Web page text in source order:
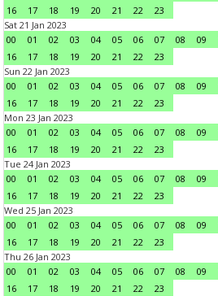
16
17 18 19 20 21 22
23
Sat 21 Jan 2023
00
01 02 03 04 05 06 07 08 09
16
17 18 19 20 21 22
23
Sun 22 Jan 2023
00
01 02 03 04 05 06 07 08 09
16
17 18 19 20 21 22
23
Mon 23 Jan 2023
00
01 02 03 04 05 06 07 08 09
16
17 18 19 20 21 22
23
Tue 24 Jan 2023
00
01 02 03 04 05 06 07 08 09
16
17 18 19 20 21 22
23
Wed 25 Jan 2023
00
01 02 03 04 05 06 07 08 09
16
17 18 19 20 21 22
23
Thu 26 Jan 2023
00
01 02 03 04 05 06 07 08 09
16
17 18 19 20 21 22
23